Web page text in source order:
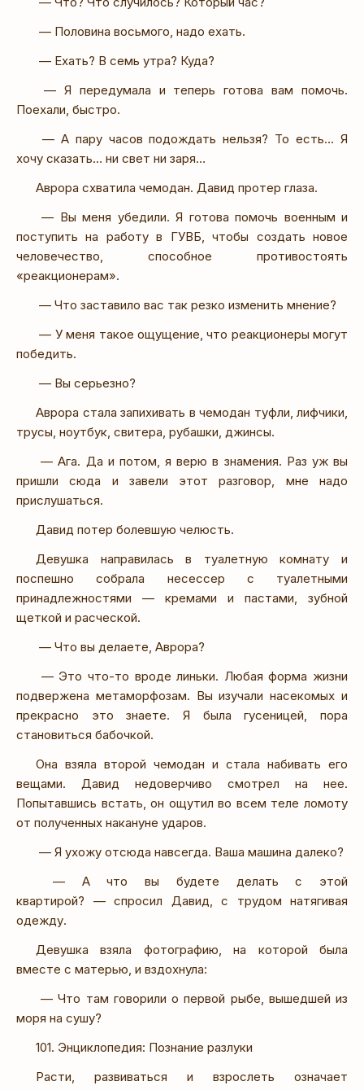
— Половина восьмого, надо ехать.
— Ехать? В семь утра? Куда?
— Я передумала и теперь готова вам помочь.
Поехали, быстро.
— А пару часов подождать нельзя? То есть… Я
хочу сказать… ни свет ни заря…
Аврора схватила чемодан. Давид протер глаза.
— Вы меня убедили. Я готова помочь военным и
поступить на работу в ГУВБ, чтобы создать новое
человечество, способное противостоять
«реакционерам».
— Что заставило вас так резко изменить мнение?
— У меня такое ощущение, что реакционеры могут
победить.
— Вы серьезно?
Аврора стала запихивать в чемодан туфли, лифчики,
трусы, ноутбук, свитера, рубашки, джинсы.
— Ага. Да и потом, я верю в знамения. Раз уж вы
пришли сюда и завели этот разговор, мне надо
прислушаться.
Давид потер болевшую челюсть.
Девушка направилась в туалетную комнату и
поспешно собрала несессер с туалетными
принадлежностями — кремами и пастами, зубной
щеткой и расческой.
— Что вы делаете, Аврора?
— Это что-то вроде линьки. Любая форма жизни
подвержена метаморфозам. Вы изучали насекомых и
прекрасно это знаете. Я была гусеницей, пора
становиться бабочкой.
Она взяла второй чемодан и стала набивать его
вещами. Давид недоверчиво смотрел на нее.
Попытавшись встать, он ощутил во всем теле ломоту
от полученных накануне ударов.
— Я ухожу отсюда навсегда. Ваша машина далеко?
— А что вы будете делать с этой
квартирой? — спросил Давид, с трудом натягивая
одежду.
Девушка взяла фотографию, на которой была
вместе с матерью, и вздохнула:
— Что там говорили о первой рыбе, вышедшей из
моря на сушу?
101. Энциклопедия: Познание разлуки
Расти, развиваться и взрослеть означает